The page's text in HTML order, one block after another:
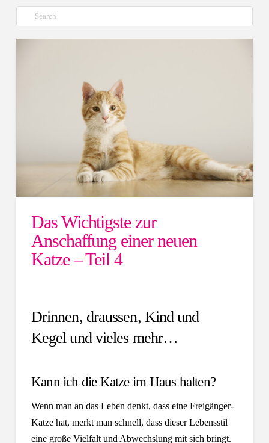
Suche
Das Wichtigste zur
Anschaffung einer neuen
Katze – Teil 4
Drinnen, draussen, Kind und
Kegel und vieles mehr…
Kann ich die Katze im Haus halten?
Wenn man an das Leben denkt, dass eine Freigänger-
Katze hat, merkt man schnell, dass dieser Lebensstil
eine große Vielfalt und Abwechslung mit sich bringt.